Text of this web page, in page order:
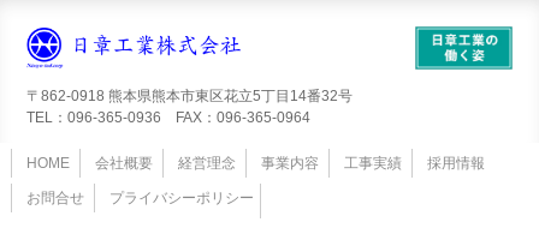
〒862-0918 熊本県熊本市東区花立5丁目14番32号
TEL：096-365-0936 FAX：096-365-0964
HOME 会社概要 経営理念 事業内容 工事実績 採用情報
お問合せ プライバシーポリシー